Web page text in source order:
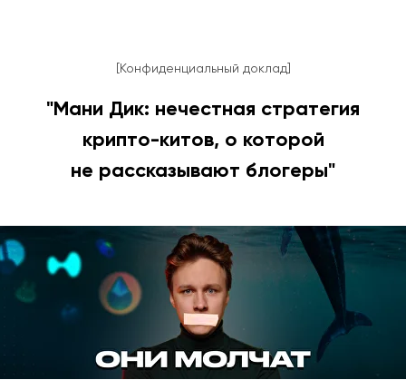
"Мани Дик: нечестная стратегия
крипто-китов, о которой
не рассказывают блогеры"
[Конфиденциальный доклад]